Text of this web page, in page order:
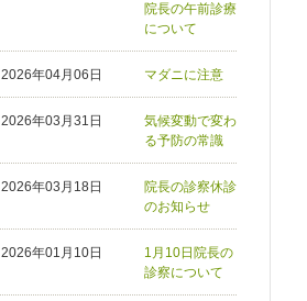
院長の午前診療
について
2026年04月06日 マダニに注意
2026年03月31日
気候変動で変わ
る予防の常識
2026年03月18日
院長の診察休診
のお知らせ
2026年01月10日
1月10日院長の
診察について